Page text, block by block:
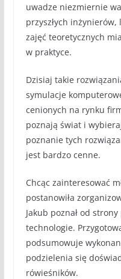
uwadze niezmiernie
przyszłych
zajęć teoretycznych
w praktyce.
Dzisiaj takie
symulacje
cenionych na rynku
poznają świat i
poznanie tych
jest bardzo cenne.
Chcąc zainteresować
postanowiła
Jakub poznał od
technologie.
podsumowuje
podzielenia się
rówieśników.